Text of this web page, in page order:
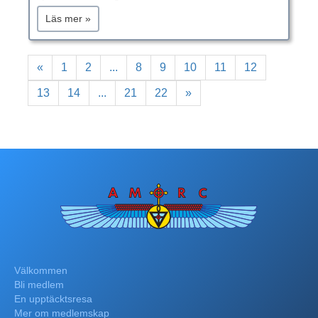
Läs mer »
« 1 2 ... 8 9 10 11 12
13 14 ... 21 22 »
Välkommen
Bli medlem
En upptäcktsresa
Mer om medlemskap